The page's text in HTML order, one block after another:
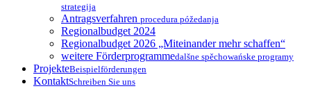
strategija
Antragsverfahren procedura póžedanja
Regionalbudget 2024
Regionalbudget 2026 „Miteinander mehr schaffen“
weitere Förderprogrammedalšne spěchowańske programy
ProjekteBeispielförderungen
KontaktSchreiben Sie uns